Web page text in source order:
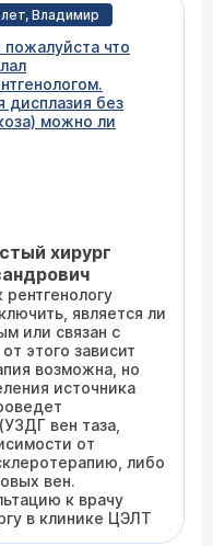
Владимир
что
дисплазия без
можно ли
хирург
является ли
или связан с
этого зависит
возможна, но
источника
вен таза,
от
либо
вен.
к врачу
в клинике ЦЭЛТ